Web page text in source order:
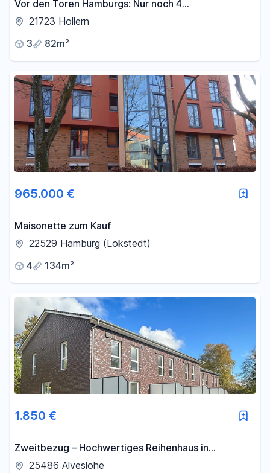
Vor den Toren Hamburgs: Nur noch 4
Traumwohnungen zw. 82 m2 u. 92 m2 Wfl. - ab 1.100
21723 Hollern
3
82m²
965.000 €
Maisonette zum Kauf
22529 Hamburg (Lokstedt)
4
134m²
1.850 €
Zweitbezug – Hochwertiges Reihenhaus in
Alveslohe
25486 Alveslohe